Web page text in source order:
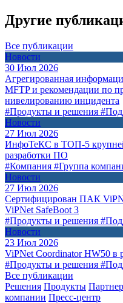
Другие
Все публикации
Новости
30 Июл 2026
Агрегированная
MFTP и рекомендации по
нивелированию инцидента
#Продукты и решения
Новости
27 Июл 2026
ИнфоТеКС в ТОП-5
разработки ПО
#Компания #Группа
Новости
27 Июл 2026
Сертифицирован ПАК
ViPNet SafeBoot 3
#Продукты и решения
Новости
23 Июл 2026
ViPNet Coordinator HW50 в
#Продукты и решения
Все публикации
Решения Продукты
компании Пресс-центр